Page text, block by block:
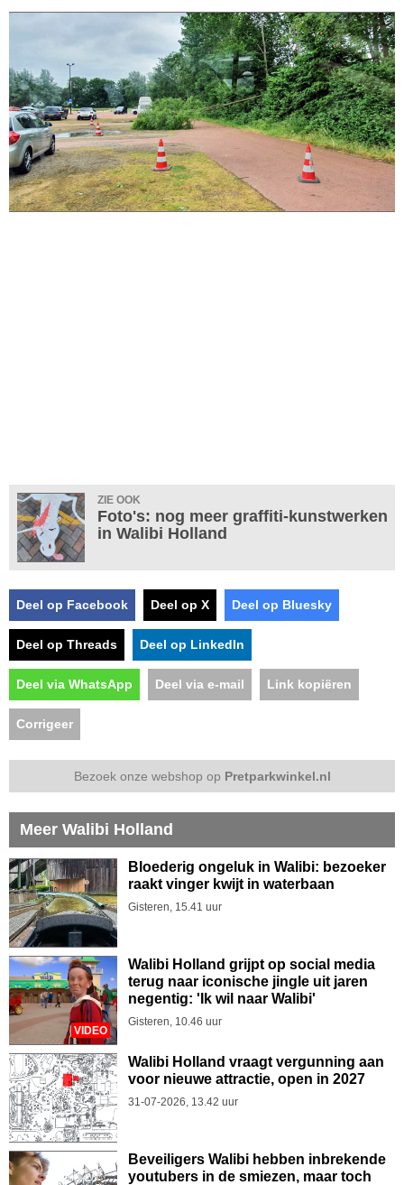
ZIE OOK
Foto's: nog meer graffiti-kunstwerken
in Walibi Holland
Deel op Facebook Deel op X Deel op Bluesky
Deel op Threads Deel op LinkedIn
Deel via WhatsApp Deel via e-mail Link kopiëren
Corrigeer
Bezoek onze webshop op Pretparkwinkel.nl
Meer Walibi Holland
Bloederig ongeluk in Walibi: bezoeker
raakt vinger kwijt in waterbaan
Gisteren, 15.41 uur
VIDEO
Walibi Holland grijpt op social media
terug naar iconische jingle uit jaren
negentig: 'Ik wil naar Walibi'
Gisteren, 10.46 uur
Walibi Holland vraagt vergunning aan
voor nieuwe attractie, open in 2027
31-07-2026, 13.42 uur
Beveiligers Walibi hebben inbrekende
youtubers in de smiezen, maar toch